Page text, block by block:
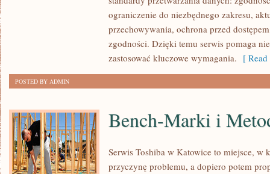
URZĄDZENIA
INTELIGENTNE
ograniczenie do niezbędnego zakresu,
przechowywania, ochrona przed
zgodności. Dzięki temu serwis pomaga
zastosować kluczowe wymagania. [
POSTED BY ADMIN
Bench-Marki i
Serwis Toshiba w Katowice to miejsce, w
przyczynę problemu, a dopiero potem